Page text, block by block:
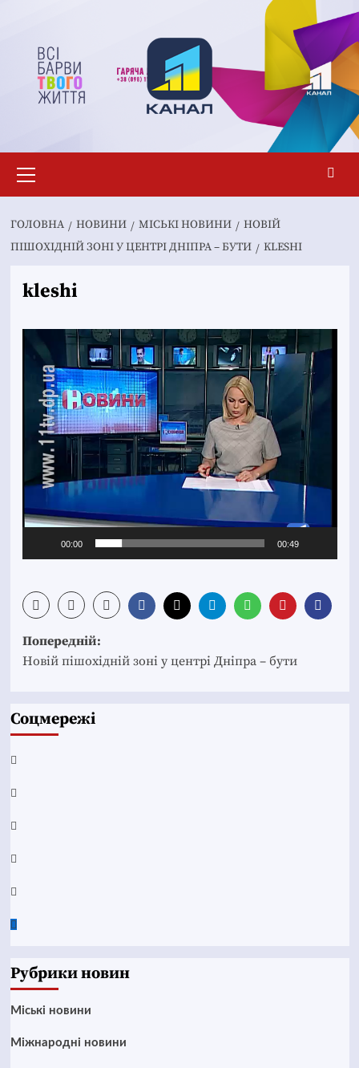
вмісту
меню
ГОЛОВНА НОВИНИ MІСЬКІ НОВИНИ
НОВІЙ
ПІШОХІДНІЙ ЗОНІ У ЦЕНТРІ ДНІПРА – БУТИ
KLESHI
kleshi
Відеопрогравач
00:00 00:49
Post
navigation
Попередній:
Новій пішохідній зоні у центрі Дніпра – бути
Соцмережі
Facebook
YouTube
Telegram
Instagram
Twitter
Google
Рубрики новин
Mіські новини
Міжнародні новини